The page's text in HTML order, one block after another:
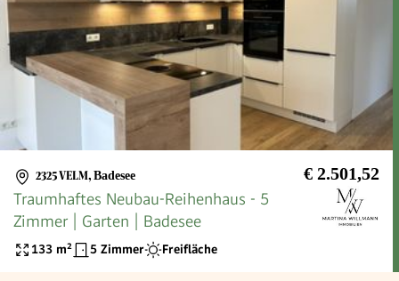
2325 VELM, Badesee € 2.501,52
Traumhaftes Neubau-Reihenhaus - 5
Zimmer | Garten | Badesee
133 m² 5 Zimmer Freifläche